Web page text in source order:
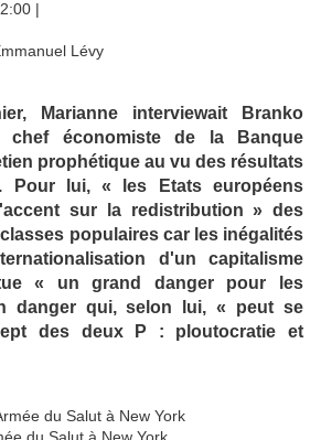
|
Lévy
Marianne interviewait Branko
chef économiste de la Banque
prophétique au vu des résultats
Pour lui, « les Etats européens
sur la redistribution » des
populaires car les inégalités
d'un capitalisme
« un grand danger pour les
danger qui, selon lui, « peut se
des deux P : ploutocratie et